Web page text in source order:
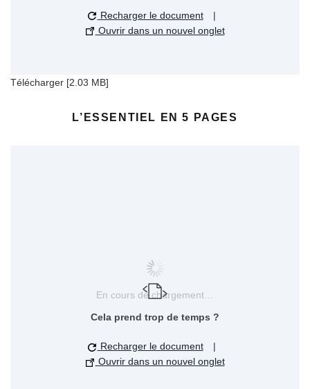
Recharger le document
|
Ouvrir dans un nouvel onglet
Télécharger [2.03 MB]
L’ESSENTIEL EN 5 PAGES
En cours de chargement…
Cela prend trop de temps ?
Recharger le document
|
Ouvrir dans un nouvel onglet